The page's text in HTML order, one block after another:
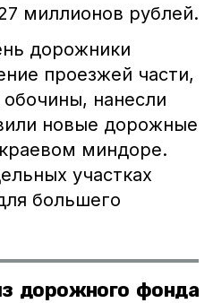
миллионов рублей.
дорожники
проезжей части,
нанесли
новые дорожные
миндоре.
участках
большего
дорожного фонда